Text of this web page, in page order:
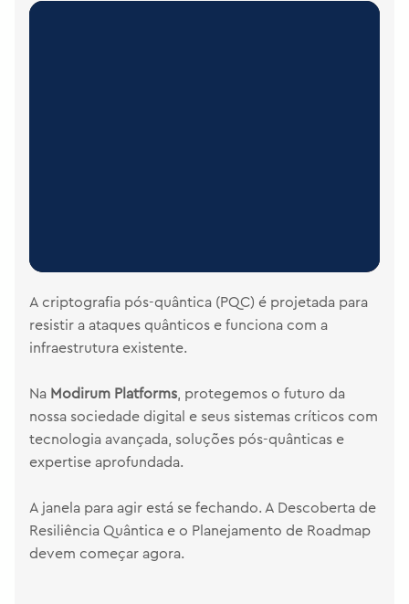
A criptografia pós-quântica (PQC) é projetada para
resistir a ataques quânticos e funciona com a
infraestrutura existente.
Na Modirum Platforms, protegemos o futuro da
nossa sociedade digital e seus sistemas críticos com
tecnologia avançada, soluções pós-quânticas e
expertise aprofundada.
A janela para agir está se fechando. A Descoberta de
Resiliência Quântica e o Planejamento de Roadmap
devem começar agora.